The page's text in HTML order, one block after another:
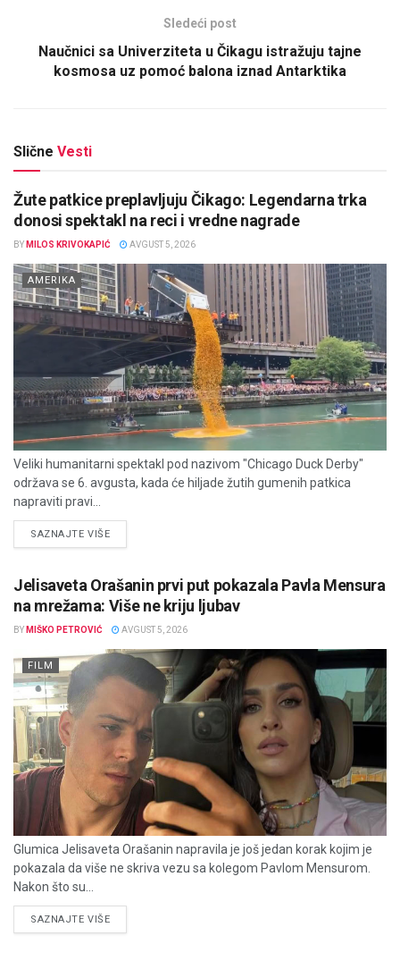
Sledeći post
Naučnici sa Univerziteta u Čikagu istražuju tajne
kosmosa uz pomoć balona iznad Antarktika
Slične Vesti
Žute patkice preplavljuju Čikago: Legendarna trka
donosi spektakl na reci i vredne nagrade
BY MILOS KRIVOKAPIĆ AVGUST 5, 2026
AMERIKA
Veliki humanitarni spektakl pod nazivom "Chicago Duck Derby"
održava se 6. avgusta, kada će hiljade žutih gumenih patkica
napraviti pravi...
SAZNAJTE VIŠEDETAILS
Jelisaveta Orašanin prvi put pokazala Pavla Mensura
na mrežama: Više ne kriju ljubav
BY MIŠKO PETROVIĆ AVGUST 5, 2026
FILM
Glumica Jelisaveta Orašanin napravila je još jedan korak kojim je
pokazala da više ne skriva vezu sa kolegom Pavlom Mensurom.
Nakon što su...
SAZNAJTE VIŠEDETAILS